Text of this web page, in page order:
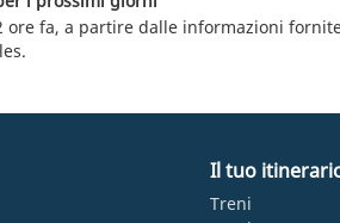
ore fa, a partire dalle informazioni
Il tuo
Treni